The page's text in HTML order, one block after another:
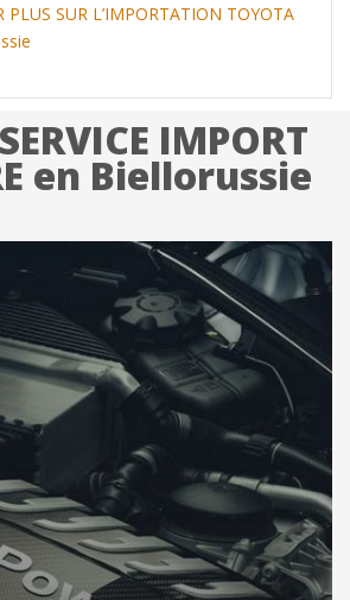
PLUS SUR L’IMPORTATION TOYOTA
IMPORT
en Biellorussie